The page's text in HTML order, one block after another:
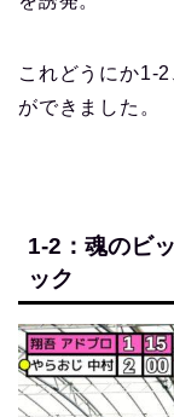
これどうにか1-
ができました。
1-2：魂のビ
ック